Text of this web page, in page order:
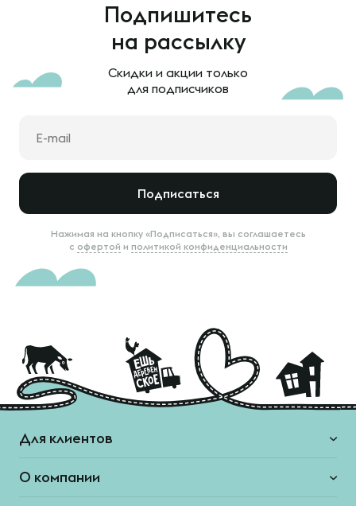
Подпишитесь
на рассылку
Скидки и акции только
для подписчиков
Подписаться
Нажимая на кнопку «Подписаться», вы соглашаетесь
с офертой и политикой конфиденциальности
Для клиентов
О компании